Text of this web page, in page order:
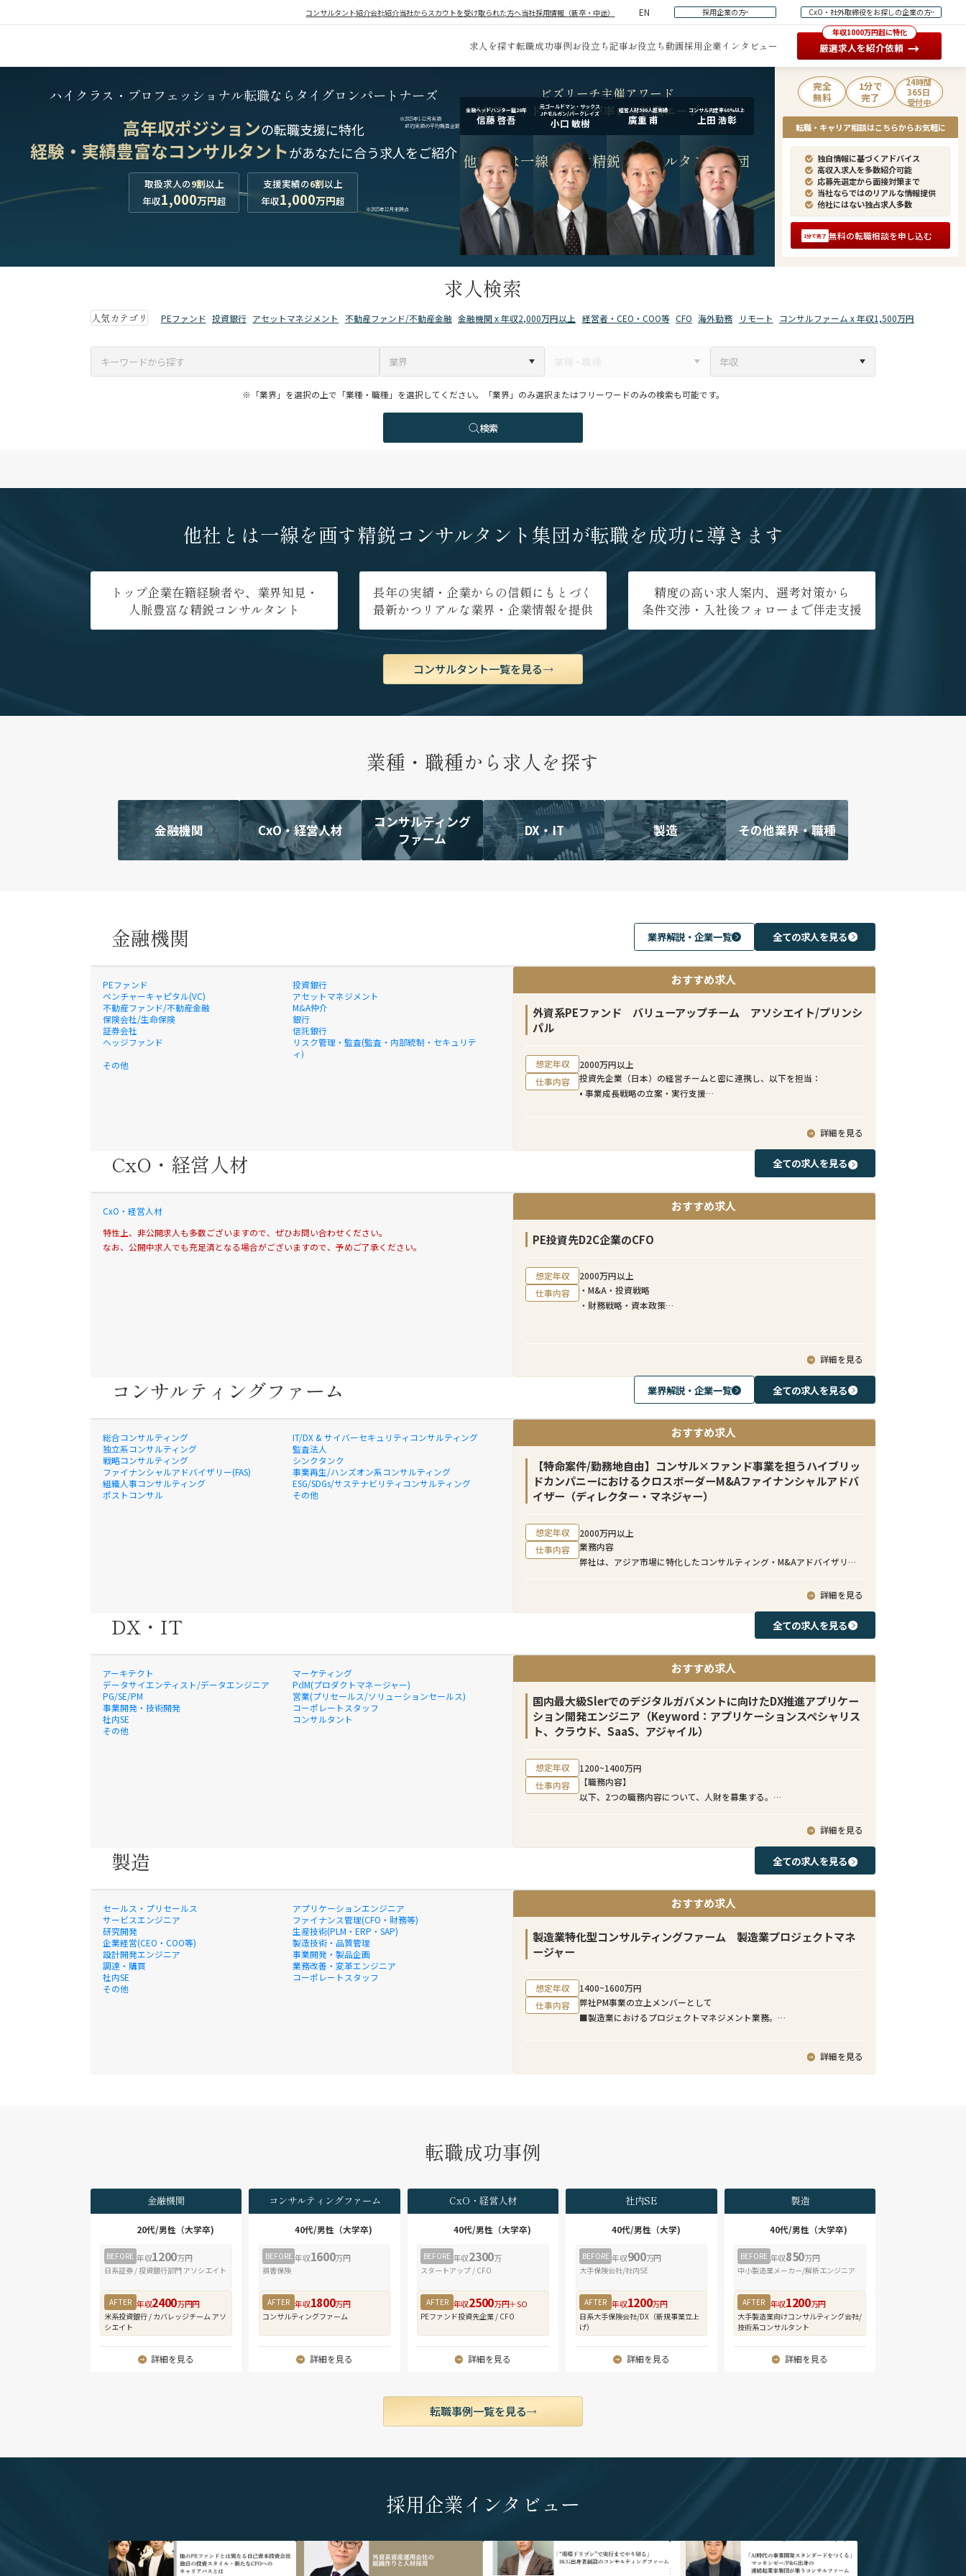
コンサルタント紹介会社紹介当社からスカウトを受け取られた方へ当社採用情報（新卒・中途） EN 採用企業の方 CxO・社外取締役をお探しの企業の方
求人を探す転職成功事例お役立ち記事お役立ち動画採用企業インタビュー
年収1000万円超に特化
厳選求人を紹介依頼 →
ハイクラス・プロフェッショナル転職ならタイグロンパートナーズ
※2025年1-12月実績
成約実績の平均概算金額
高年収ポジションの転職支援に特化
経験・実績豊富なコンサルタントがあなたに合う求人をご紹介
取扱求人の9割以上
年収1,000万円超
支援実績の6割以上
年収1,000万円超
※2025年12月末時点
ビズリーチ主催アワード
MVPヘッドハンターが率いる転職エージェント
金融ヘッドハンター歴20年
信藤 啓吾
元ゴールドマン・サックス
JPモルガン/バークレイズ
小口 敏樹
経営人材500人超実績
廣重 甫
コンサル内定率60%以上
上田 浩彰
他社とは一線を画す精鋭コンサルタント集団
完全
無料
1分で
完了
24時間
365日
受付中
転職・キャリア相談はこちらからお気軽に
独自情報に基づくアドバイス
高収入求人を多数紹介可能
応募先選定から面接対策まで
当社ならではのリアルな情報提供
他社にはない独占求人多数
1分で完了 無料の転職相談を申し込む
求人検索
人気カテゴリ PEファンド 投資銀行 アセットマネジメント 不動産ファンド/不動産金融 金融機関 x 年収2,000万円以上 経営者・CEO・COO等 CFO 海外勤務 リモート コンサルファーム x 年収1,500万円
※「業界」を選択の上で「業種・職種」を選択してください。「業界」のみ選択またはフリーワードのみの検索も可能です。
検索
他社とは一線を画す精鋭コンサルタント集団が転職を成功に導きます
トップ企業在籍経験者や、業界知見・
人脈豊富な精鋭コンサルタント
長年の実績・企業からの信頼にもとづく
最新かつリアルな業界・企業情報を提供
精度の高い求人案内、選考対策から
条件交渉・入社後フォローまで伴走支援
コンサルタント一覧を見る
業種・職種から求人を探す
金融機関 CxO・経営人材
コンサルティング
ファーム
DX・IT 製造 その他業界・職種
金融機関 業界解説・企業一覧 全ての求人を見る
PEファンド
投資銀行
ベンチャーキャピタル(VC)
アセットマネジメント
不動産ファンド/不動産金融
M&A仲介
保険会社/生命保険
銀行
証券会社
信託銀行
ヘッジファンド
リスク管理・監査(監査・内部統制・セキュリテ
ィ)
その他
おすすめ求人
外資系PEファンド バリューアップチーム アソシエイト/プリンシ
パル
想定年収
2000万円以上
仕事内容
投資先企業（日本）の経営チームと密に連携し、以下を担当：
• 事業成長戦略の立案・実行支援
• 追加M&Aの検討・実行支援（DD〜PMI）
• ファンドへのレポーティング・コミュニケーション
詳細を見る
CxO・経営人材 全ての求人を見る
CxO・経営人材
特性上、非公開求人も多数ございますので、ぜひお問い合わせください。
なお、公開中求人でも充足済となる場合がございますので、予めご了承ください。
おすすめ求人
PE投資先D2C企業のCFO
想定年収
2000万円以上
仕事内容
・M&A・投資戦略
・財務戦略・資本政策
詳細を見る
コンサルティングファーム 業界解説・企業一覧 全ての求人を見る
総合コンサルティング
IT/DX & サイバーセキュリティコンサルティング
独立系コンサルティング
監査法人
戦略コンサルティング
シンクタンク
ファイナンシャルアドバイザリー(FAS)
事業再生/ハンズオン系コンサルティング
組織人事コンサルティング
ESG/SDGs/サステナビリティコンサルティング
ポストコンサル
その他
おすすめ求人
【特命案件/勤務地自由】コンサル×ファンド事業を担うハイブリッ
ドカンパニーにおけるクロスボーダーM&Aファイナンシャルアドバ
イザー（ディレクター・マネジャー）
想定年収
2000万円以上
仕事内容
業務内容
弊社は、アジア市場に特化したコンサルティング・M&Aアドバイザリー
市場において日本企業の事業戦略実行を支援しています。ダイナミック
弊社のクロスボーダーM&Aチームでは日本企業側に就くバイサイドファ
イナンシャルアドバイザーとして、日本企業によるインアウト型クロス
ボーダーM&A案件を支援しています。ターゲット企業のソーシングか
ら、バリュエーション助言、意向表明書の提出、法律事務所・会計事務
所など外部アドバイザーとの連携、ディールストラクチャリング、契約
条件の交渉、クロージングまでのM&Aプロセスを日本企業クライアント
当チームには日本人のみならず、シンガポール、スペイン、マレーシア、
インド、タイ、ベトナム、台湾、インドネシア等、多国籍なメンバーが
所属しています。例えばインドネシアの案件ではインドネシアチームが
ディールストラクチャリング等のM&A実務を担当する一方、本ポジショ
ンにご応募いただく方には日本企業クライアントとのコミュニケーショ
ン（案件の提案、案件進捗の報告、クライアントの期待値コントロー
ル、インドネシアチームの成果物説明、買い手意向の汲み取り等）を担
当していただきます。クライアントとは日本語でコミュニケーションを
取りつつ、チームメンバーとは英語でクライアントの意向を伝えつつ、
います。
近年、日本企業による海外事業強化は経営の優先課題となっており、弊
社のクロスボーダーM&Aチームにおいても常時数十件のパイプラインが
進行しています。日本企業のクロスボーダーM&Aを支援するためには、
へのM&Aアドバイザリーあるいは買い手としてのM&A実務経験があり、
クライアントをリードできるディレクター・マネジャーレベルの人材を
ャルアドバイザリー（FA）、PMIといった厳密な分業体制は取っておら
であるM&Aターゲット探索から、ディールオリジネーション、LOI提出、
全体に一気通貫で関与することができます。M&Aプロフェッショナルと
しての実務経験を幅広く積むことができる環境です。
■ クロスボーダーM&Aに特化した豊富な案件経験
当チームが取り扱う案件はすべてクロスボーダーM&Aです。国の種類の
みならず、関与する業界も様々で、案件の数も豊富です。日本企業の
M&Aニーズが最も高い東南アジアを中心とした多様な国における多業種
のM&A案件を通して、グローバルなビジネス環境で通用する実務経験が
■ アジア全域のチームと協働する柔軟な働き方
に応じた居住地から業務を行うことが可能です。日本国外での駐在をご
希望の方は面談時にご要望を伺います。国境を越えたチームの中で働く
グローバルなキャリア形成が可能な環境です。
詳細を見る
DX・IT 全ての求人を見る
アーキテクト
マーケティング
データサイエンティスト/データエンジニア
PdM(プロダクトマネージャー)
PG/SE/PM
営業(プリセールス/ソリューションセールス)
事業開発・技術開発
コーポレートスタッフ
社内SE
コンサルタント
その他
おすすめ求人
国内最大級Slerでのデジタルガバメントに向けたDX推進アプリケー
ション開発エンジニア（Keyword：アプリケーションスペシャリス
ト、クラウド、SaaS、アジャイル）
想定年収
1200~1400万円
仕事内容
【職務内容】
以下、2つの職務内容について、人財を募集する。
産中企庁、デジタル庁、入管庁領域を中心に、DXビジネス加速を推進で
現検討、アプリケーション設計、テスト等の一連のAP開発をクラウド基
盤（AWS、Azure、OCI、GCPなど）上で、実施する。
②政府情報システムのクラウド活用を推進するため、が提供する政府向
けのコミュニティクラウドサービス上に、社会基盤を支える新たな省庁
横断のデジタルサービス（SaaS)をアプリケーション開発技術者として、
アジャイル開発等を駆使して、アジリティ高く開発・提供する。
造し、より豊かで調和のとれた社会の実現に貢献する。」を体現できる
・アプリケーションスペシャリストとして、ビジネス構想・検討段階か
ら関わり、様々なシステム・サービスを組み合わせることで、デジタ
ら、デジタルビジネスマネージャー、サービスデザイナー、ビジネスデ
ィベロッパ、ITアーキテクト、ITスペシャリスト、プロジェクトマネージ
ことができる
・組織の約1割は中途入社。
・在宅勤務（テレワーク）は、プロジェクト状況によりますが、平均で
週3～4日程度。
詳細を見る
製造 全ての求人を見る
セールス・プリセールス
アプリケーションエンジニア
サービスエンジニア
ファイナンス管理(CFO・財務等)
研究開発
生産技術(PLM・ERP・SAP)
企業経営(CEO・COO等)
製造技術・品質管理
設計開発エンジニア
事業開発・製品企画
調達・購買
業務改善・変革エンジニア
社内SE
コーポレートスタッフ
その他
おすすめ求人
製造業特化型コンサルティングファーム 製造業プロジェクトマネ
ージャー
想定年収
1400~1600万円
仕事内容
弊社PM事業の立上メンバーとして
■製造業におけるプロジェクトマネジメント業務。
詳細を見る
転職成功事例
金融機関
20代/男性（大学卒)
BEFORE 年収1200万円
日系証券 / 投資銀行部門 アソシエイト
AFTER 年収2400万円円
米系投資銀行 / カバレッジチーム アソ
シエイト
詳細を見る
コンサルティングファーム
40代/男性（大学卒)
BEFORE 年収1600万円
損害保険
AFTER 年収1800万円
コンサルティングファーム
詳細を見る
CxO・経営人材
40代/男性（大学卒)
BEFORE 年収2300万
スタートアップ / CFO
AFTER 年収2500万円＋SO
PEファンド投資先企業 / CFO
詳細を見る
社内SE
40代/男性（大学)
BEFORE 年収900万円
大手保険会社/社内SE
AFTER 年収1200万円
日系大手保険会社/DX（新規事業立上
げ）
詳細を見る
製造
40代/男性（大学卒)
BEFORE 年収850万円
中小製造業メーカー/解析エンジニア
AFTER 年収1200万円
大手製造業向けコンサルティング会社/
技術系コンサルタント
詳細を見る
転職事例一覧を見る
採用企業インタビュー
" alt="他のPEファンドとは異なる自己資本投資
会社 独自の投資スタイル・新たなCFOへのキャ
リアパスとは｜株式会社ミダスキャピタル ディ
" alt="外資系資産運用会社の組織作りと人材採
用｜元PGIMジャパン株式会社代表取締役社長 /
元イーストスプリング・インベストメンツ株式
" alt="「“現場ドリブン”で実行までやり切る」
BCG出身者創設のコンサルティングファーム｜
株式会社LASINVA 代表取締役社長 中川 浩幸氏">
" alt="「AI時代の事業開発スタンダードをつく
る」マッキンゼー/P&G出身の連続起業家集団が
集うコンサルファーム｜株式会社enableX 代表